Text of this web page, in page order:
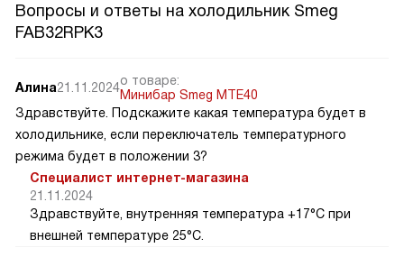
Вопросы и ответы на холодильник Smeg
FAB32RPK3
Алина21.11.2024о товаре:
Минибар Smeg MTE40
Здравствуйте. Подскажите какая температура будет в
холодильнике, если переключатель температурного
режима будет в положении 3?
Специалист интернет-магазина
21.11.2024
Здравствуйте, внутренняя температура +17°C при
внешней температуре 25°C.